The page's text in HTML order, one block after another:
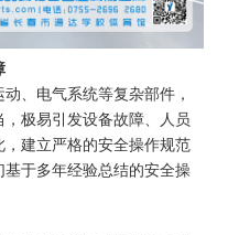
、电气系统等复杂部件，
极易引发设备故障、人员
建立严格的安全操作规范
于多年经验总结的安全操